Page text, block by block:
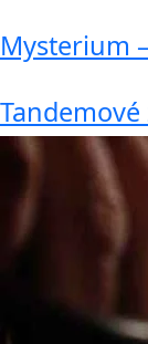
Mysterium